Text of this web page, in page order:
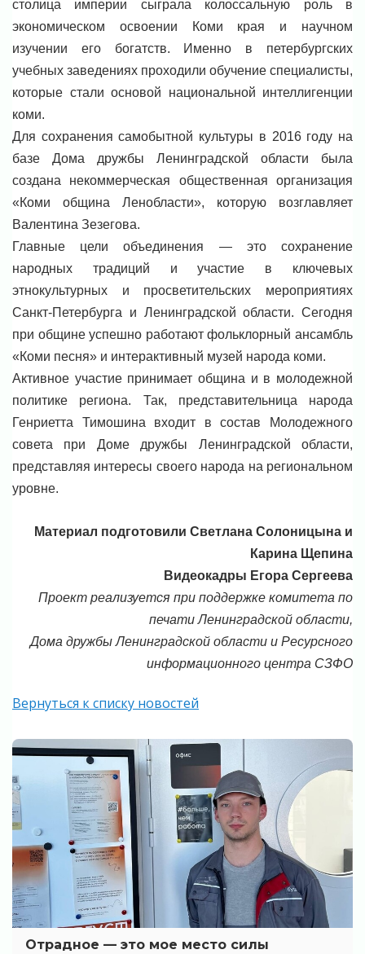
столица империи сыграла колоссальную роль в
экономическом освоении Коми края и научном
изучении его богатств. Именно в петербургских
учебных заведениях проходили обучение специалисты,
которые стали основой национальной интеллигенции
коми.
Для сохранения самобытной культуры в 2016 году на
базе Дома дружбы Ленинградской области была
создана некоммерческая общественная организация
«Коми община Ленобласти», которую возглавляет
Валентина Зезегова.
Главные цели объединения — это сохранение
народных традиций и участие в ключевых
этнокультурных и просветительских мероприятиях
Санкт-Петербурга и Ленинградской области. Сегодня
при общине успешно работают фольклорный ансамбль
«Коми песня» и интерактивный музей народа коми.
Активное участие принимает община и в молодежной
политике региона. Так, представительница народа
Генриетта Тимошина входит в состав Молодежного
совета при Доме дружбы Ленинградской области,
представляя интересы своего народа на региональном
уровне.
Материал подготовили Светлана Солоницына и
Карина Щепина
Видеокадры Егора Сергеева
Проект реализуется при поддержке комитета по
печати Ленинградской области,
Дома дружбы Ленинградской области и Ресурсного
информационного центра СЗФО
Вернуться к списку новостей
Отрадное — это мое место силы